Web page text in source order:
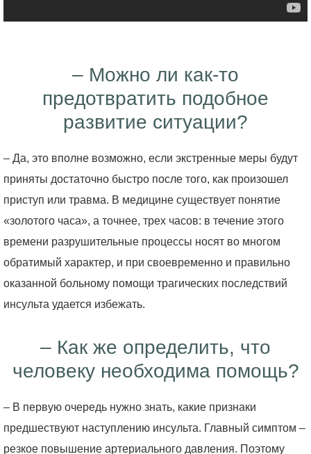
– Можно ли как-то
предотвратить подобное
развитие ситуации?
– Да, это вполне возможно, если экстренные меры будут
приняты достаточно быстро после того, как произошел
приступ или травма. В медицине существует понятие
«золотого часа», а точнее, трех часов: в течение этого
времени разрушительные процессы носят во многом
обратимый характер, и при своевременно и правильно
оказанной больному помощи трагических последствий
инсульта удается избежать.
– Как же определить, что
человеку необходима помощь?
– В первую очередь нужно знать, какие признаки
предшествуют наступлению инсульта. Главный симптом –
резкое повышение артериального давления. Поэтому